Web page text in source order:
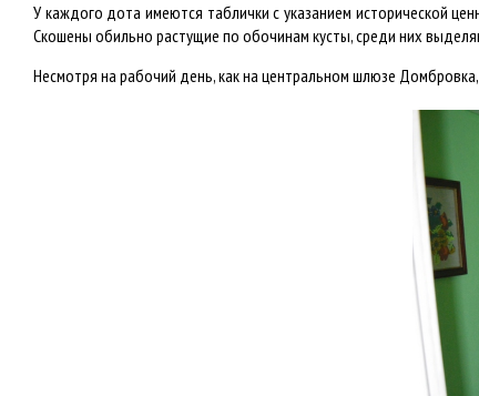
У каждого дота имеются таблички с указанием исторической
Скошены обильно растущие по обочинам кусты, среди них
Несмотря на рабочий день, как на центральном шлюзе